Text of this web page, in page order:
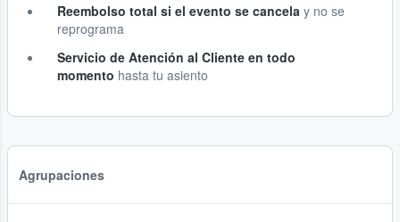
Reembolso total si el evento se cancela y no se
reprograma
Servicio de Atención al Cliente en todo
momento hasta tu asiento
Agrupaciones